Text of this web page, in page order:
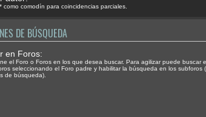
como comodín para coincidencias parciales.
DE BÚSQUEDA
en Foros:
el Foro o Foros en los que desea buscar. Para agilizar puede buscar
seleccionando el Foro padre y habilitar la búsqueda en los subforos
de búsqueda).